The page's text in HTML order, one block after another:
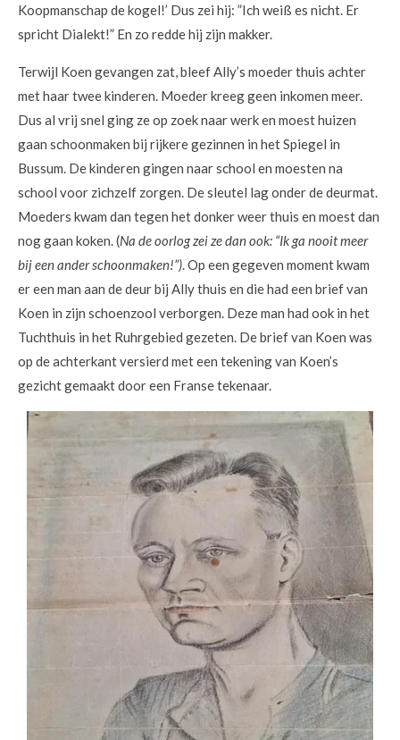
Koopmanschap de kogel!’ Dus zei hij: ”Ich weiß es nicht. Er
spricht Dialekt!” En zo redde hij zijn makker.
Terwijl Koen gevangen zat, bleef Ally’s moeder thuis achter
met haar twee kinderen. Moeder kreeg geen inkomen meer.
Dus al vrij snel ging ze op zoek naar werk en moest huizen
gaan schoonmaken bij rijkere gezinnen in het Spiegel in
Bussum. De kinderen gingen naar school en moesten na
school voor zichzelf zorgen. De sleutel lag onder de deurmat.
Moeders kwam dan tegen het donker weer thuis en moest dan
nog gaan koken. (Na de oorlog zei ze dan ook: “Ik ga nooit meer
bij een ander schoonmaken!”). Op een gegeven moment kwam
er een man aan de deur bij Ally thuis en die had een brief van
Koen in zijn schoenzool verborgen. Deze man had ook in het
Tuchthuis in het Ruhrgebied gezeten. De brief van Koen was
op de achterkant versierd met een tekening van Koen’s
gezicht gemaakt door een Franse tekenaar.